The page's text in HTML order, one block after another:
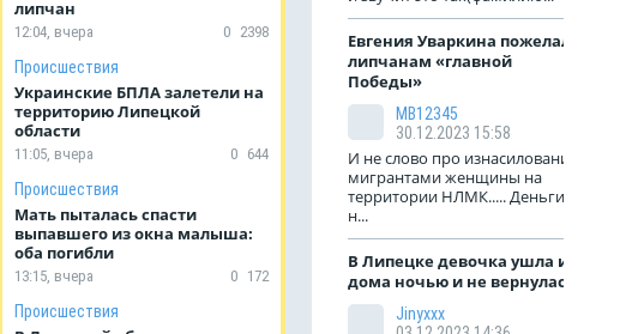
липчан
12:04, вчера 0 2398
Происшествия
Украинские БПЛА залетели на
территорию Липецкой
области
11:05, вчера 0 644
Происшествия
Мать пыталась спасти
выпавшего из окна малыша:
оба погибли
13:15, вчера 0 172
Происшествия
Евгения Уваркина пожелала
липчанам «главной
Победы»
МВ12345
30.12.2023 15:58
И не слово про изнасилование
мигрантами женщины на
территории НЛМК..... Деньги
н...
В Липецке девочка ушла из
дома ночью и не вернулась
Jinyxxx